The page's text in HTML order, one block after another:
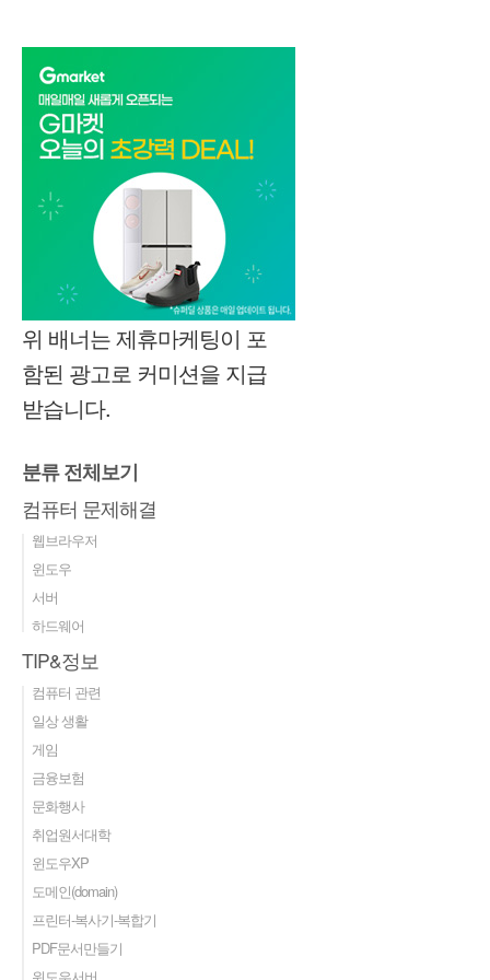
위 배너는 제휴마케팅이 포
함된 광고로 커미션을 지급
받습니다.
분류 전체보기
컴퓨터 문제해결
웹브라우저
윈도우
서버
하드웨어
TIP&정보
컴퓨터 관련
일상 생활
게임
금융보험
문화행사
취업원서대학
윈도우XP
도메인(domain)
프린터-복사기-복합기
PDF문서만들기